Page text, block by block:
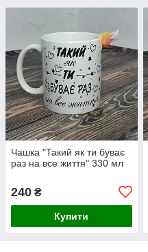
Чашка "Такий як ти буває
раз на все життя" 330 мл
240 ₴
Купити